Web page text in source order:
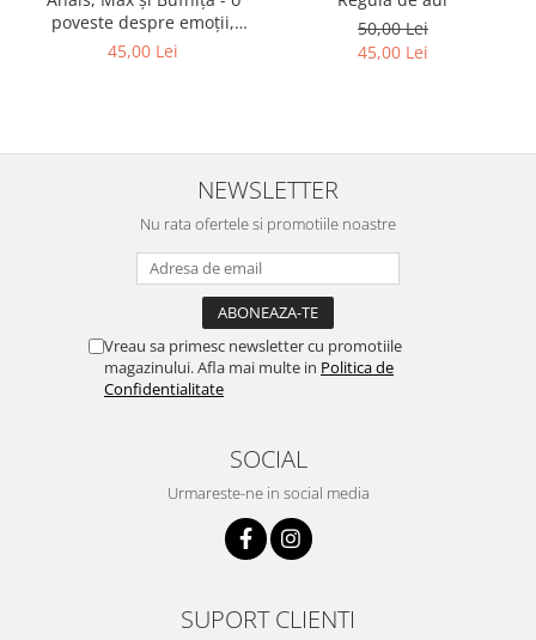
poveste despre emoții,
curaj și prietenie
45,00 Lei
50,00 Lei
45,00 Lei
NEWSLETTER
Nu rata ofertele si promotiile noastre
Vreau sa primesc newsletter cu promotiile
magazinului. Afla mai multe in Politica de
Confidentialitate
SOCIAL
Urmareste-ne in social media
SUPORT CLIENTI